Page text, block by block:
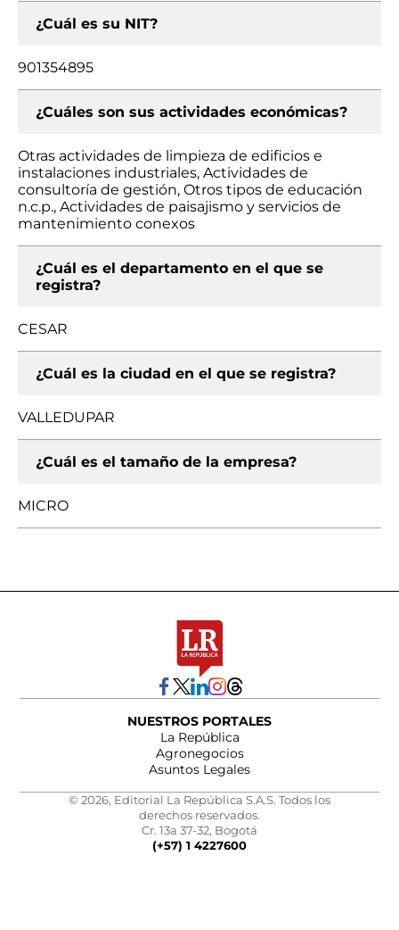
¿Cuál es su NIT?
901354895
¿Cuáles son sus actividades económicas?
Otras actividades de limpieza de edificios e
instalaciones industriales, Actividades de
consultoría de gestión, Otros tipos de educación
n.c.p., Actividades de paisajismo y servicios de
mantenimiento conexos
¿Cuál es el departamento en el que se
registra?
CESAR
¿Cuál es la ciudad en el que se registra?
VALLEDUPAR
¿Cuál es el tamaño de la empresa?
MICRO
NUESTROS PORTALES
La República
Agronegocios
Asuntos Legales
© 2026, Editorial La República S.A.S. Todos los
derechos reservados.
Cr. 13a 37-32, Bogotá
(+57) 1 4227600